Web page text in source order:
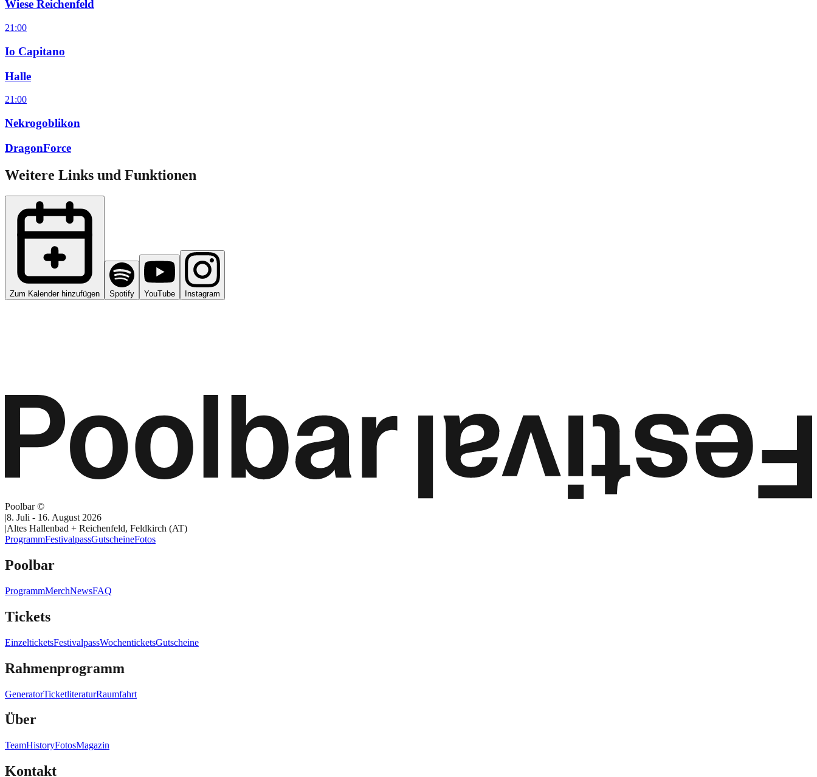
Wiese Reichenfeld
21:00
Io Capitano
Halle
21:00
Nekrogoblikon
DragonForce
Weitere Links und Funktionen
Zum Kalender hinzufügen Spotify YouTube Instagram
Poolbar ©
|8. Juli - 16. August 2026
|Altes Hallenbad + Reichenfeld, Feldkirch (AT)
ProgrammFestivalpassGutscheineFotos
Poolbar
ProgrammMerchNewsFAQ
Tickets
EinzelticketsFestivalpassWochenticketsGutscheine
Rahmenprogramm
GeneratorTicketliteraturRaumfahrt
Über
TeamHistoryFotosMagazin
Kontakt